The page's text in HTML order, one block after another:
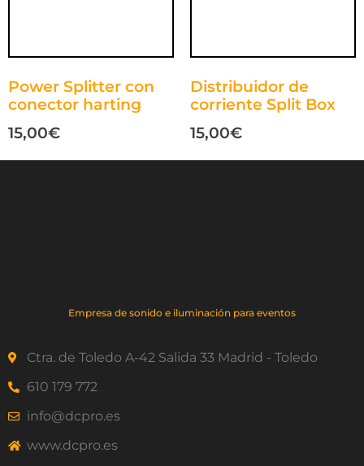
Power Splitter con
conector harting
15,00€
Distribuidor de
corriente Split Box
15,00€
Empresa de sonido e iluminación para eventos
Ctra. de Toledo A-42 Salida 33 Madrid - Toledo
610 179 772
info@dcpro.es
www.dcpro.es